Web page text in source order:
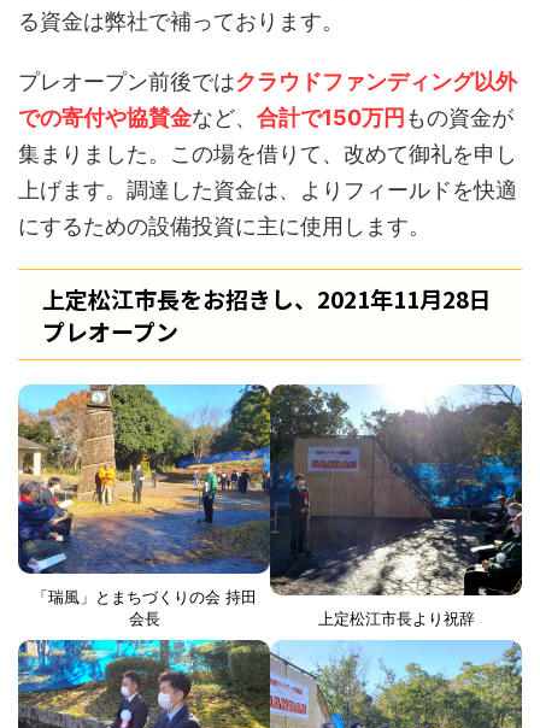
る資金は弊社で補っております。
プレオープン前後ではクラウドファンディング以外
での寄付や協賛金など、 合計で150万円 もの資金が
集まりました。この場を借りて、改めて御礼を申し
上げます。調達した資金は、よりフィールドを快適
にするための設備投資に主に使用します。
上定松江市長をお招きし、2021年11月28日
プレオープン
「瑞風」とまちづくりの会 持田
会長
上定松江市長より祝辞